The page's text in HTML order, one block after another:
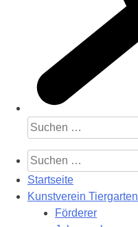
Suchen
nach:
Suchen
nach:
Startseite
Kunstverein Tiergarten
Förderer